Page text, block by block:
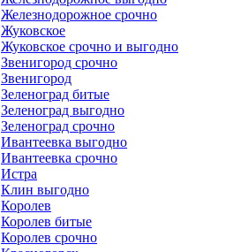
Железнодорожное срочно
Жуковское
Жуковское срочно и выгодно
Звенигород срочно
Звенигород
Зеленоград битые
Зеленоград выгодно
Зеленоград срочно
Ивантеевка выгодно
Ивантеевка срочно
Истра
Клин выгодно
Королев
Королев битые
Королев срочно